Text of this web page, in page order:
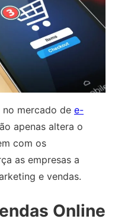
mercado de e-
apenas altera o
com os
as empresas a
e vendas.
Online